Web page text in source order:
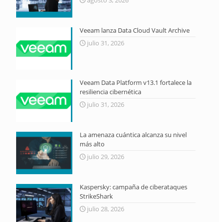
Veeam lanza Data Cloud Vault Archive
julio 31, 2026
Veeam Data Platform v13.1 fortalece la
resiliencia cibernética
julio 31, 2026
La amenaza cuántica alcanza su nivel
más alto
julio 29, 2026
Kaspersky: campaña de ciberataques
StrikeShark
julio 28, 2026